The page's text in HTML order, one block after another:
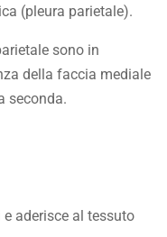
(pleura parietale).
sono in
della faccia mediale
seconda.
aderisce al tessuto